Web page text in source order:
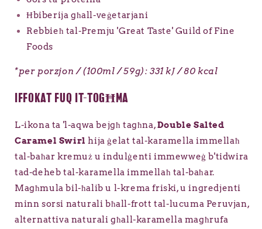
Ħbiberija għall-veġetarjani
Rebbieħ tal-Premju 'Great Taste' Guild of Fine
Foods
*per porzjon / (100ml / 59g): 331 kJ / 80 kcal
IFFOKAT FUQ IT-TOGĦMA
L-ikona ta 'l-aqwa bejgħ tagħna,Double Salted
Caramel Swirl hija ġelat tal-karamella immellaħ
tal-baħar kremuż u indulġenti immewweġ b'tidwira
tad-deheb tal-karamella immellaħ tal-baħar.
Magħmula bil-ħalib u l-krema friski, u ingredjenti
minn sorsi naturali bħall-frott tal-lucuma Peruvjan,
alternattiva naturali għall-karamella magħrufa